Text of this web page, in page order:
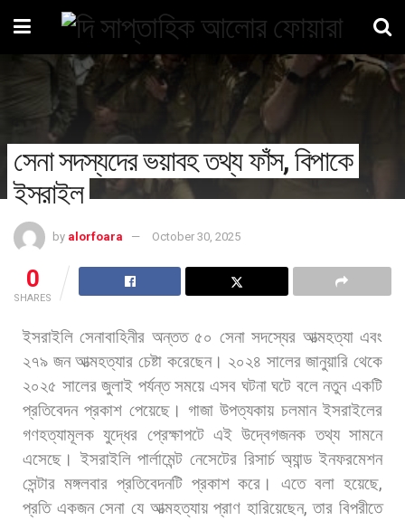
সেনা সদস্যদের ভয়াবহ তথ্য ফাঁস, বিপাকে
ইসরাইল
by alorfoara October 30, 2025
0
SHARES
ইসরাইলি সেনাবাহিনীর অন্তত ৫০ সেনা সদস্যের আত্মহত্যা এবং
২৭৯ জন আত্মহত্যার চেষ্টা করেছেন। ২০২৪ সালের জানুয়ারি থেকে
২০২৫ সালের জুলাই পর্যন্ত সময়ে এসব ঘটনা ঘটে বলে নতুন একটি
প্রতিবেদন প্রকাশ পেয়েছে। গাজা উপত্যকায় চলমান ইসরাইলের
গণহত্যামূলক যুদ্ধের প্রেক্ষাপটে এই উদ্বেগজনক তথ্য সামনে
এসেছে। ইসরাইলি পার্লামেন্ট নেসেটের রিসার্চ অ্যান্ড ইনফরমেশন
সেন্টার মঙ্গলবার প্রতিবেদনটি প্রকাশ করে। এতে বলা হয়েছে,
প্রতি একজন সেনা যে আত্মহত্যায় প্রাণ হারিয়েছেন,তার বিপরীতে